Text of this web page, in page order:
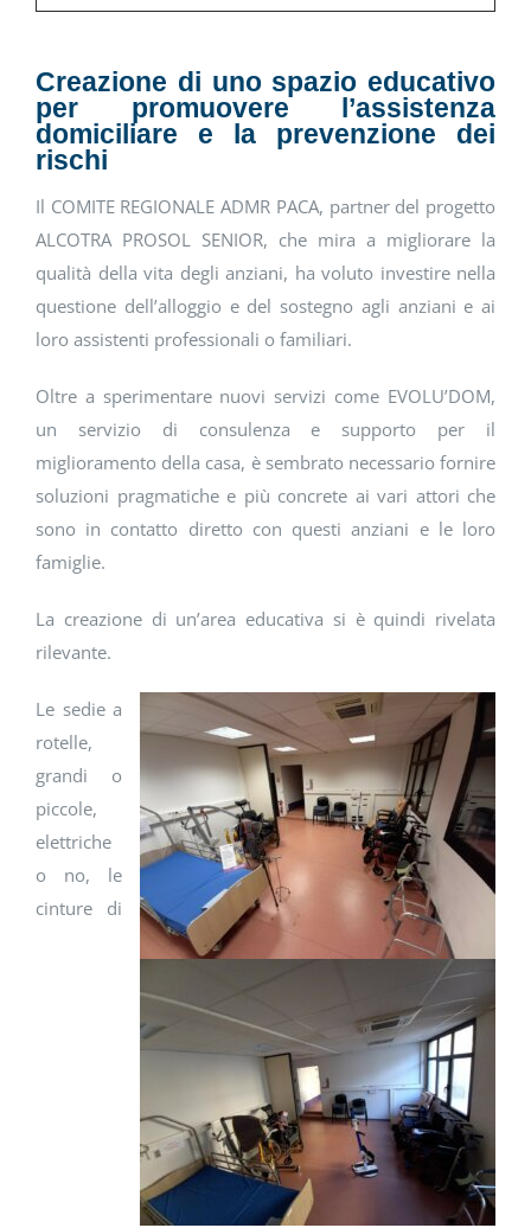
Creazione di uno spazio educativo
per promuovere l’assistenza
domiciliare e la prevenzione dei
rischi
Il COMITE REGIONALE ADMR PACA, partner del progetto
ALCOTRA PROSOL SENIOR, che mira a migliorare la
qualità della vita degli anziani, ha voluto investire nella
questione dell’alloggio e del sostegno agli anziani e ai
loro assistenti professionali o familiari.
Oltre a sperimentare nuovi servizi come EVOLU’DOM,
un servizio di consulenza e supporto per il
miglioramento della casa, è sembrato necessario fornire
soluzioni pragmatiche e più concrete ai vari attori che
sono in contatto diretto con questi anziani e le loro
famiglie.
La creazione di un’area educativa si è quindi rivelata
rilevante.
Le sedie a
rotelle,
grandi o
piccole,
elettriche
o no, le
cinture di